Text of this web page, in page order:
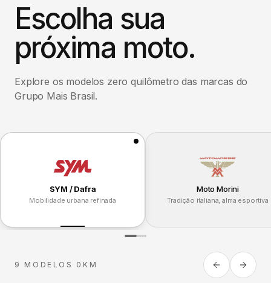
Escolha sua
próxima moto.
Explore os modelos zero quilômetro das marcas do
Grupo Mais Brasil.
SYM / Dafra
Mobilidade urbana refinada
Moto Morini
Tradição italiana, alma esportiva
9 MODELOS 0KM